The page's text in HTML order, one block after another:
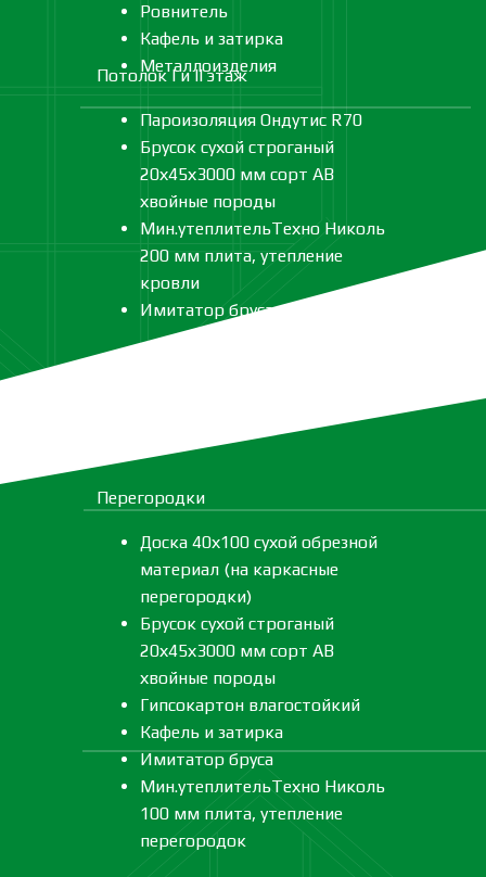
Ровнитель
Кафель и затирка
Металлоизделия
Потолок I и II этаж
Пароизоляция Ондутис R70
Брусок сухой строганый
20х45х3000 мм сорт АВ
хвойные породы
Мин.утеплительТехно Николь
200 мм плита, утепление
кровли
Имитатор бруса
Перегородки
Доска 40х100 сухой обрезной
материал (на каркасные
перегородки)
Брусок сухой строганый
20х45х3000 мм сорт АВ
хвойные породы
Гипсокартон влагостойкий
Кафель и затирка
Имитатор бруса
Мин.утеплительТехно Николь
100 мм плита, утепление
перегородок